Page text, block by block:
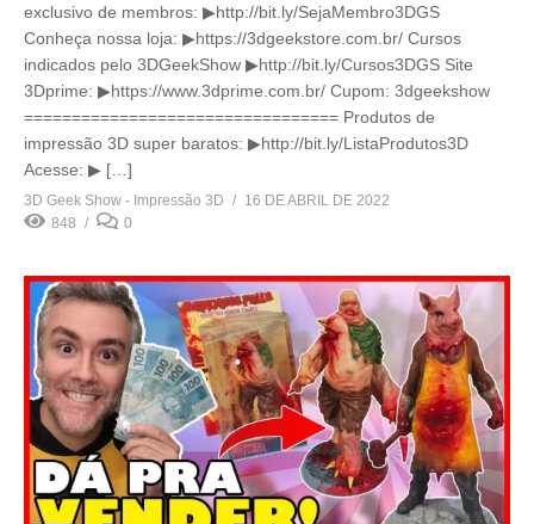
exclusivo de membros: ▶http://bit.ly/SejaMembro3DGS
Conheça nossa loja: ▶https://3dgeekstore.com.br/ Cursos
indicados pelo 3DGeekShow ▶http://bit.ly/Cursos3DGS Site
3Dprime: ▶https://www.3dprime.com.br/ Cupom: 3dgeekshow
================================= Produtos de
impressão 3D super baratos: ▶http://bit.ly/ListaProdutos3D
Acesse: ▶ […]
3D Geek Show - Impressão 3D
16 DE ABRIL DE 2022
848
0